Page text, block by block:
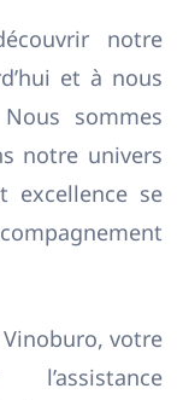
notre
et à nous
sommes
notre univers
excellence se
votre